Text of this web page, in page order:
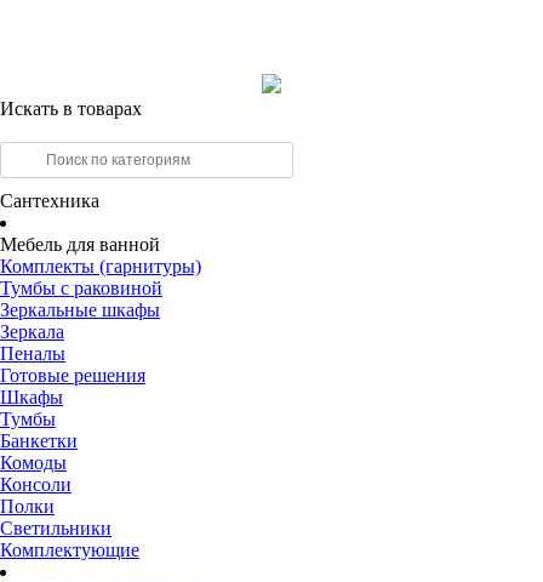
Искать в товарах
Сантехника
Мебель для ванной
Комплекты (гарнитуры)
Тумбы с раковиной
Зеркальные шкафы
Зеркала
Пеналы
Готовые решения
Шкафы
Тумбы
Банкетки
Комоды
Консоли
Полки
Светильники
Комплектующие